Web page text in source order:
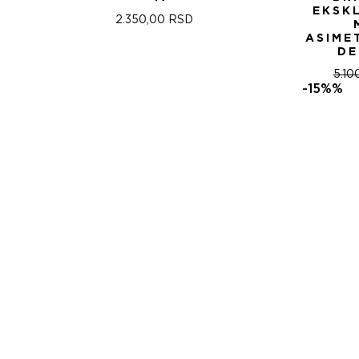
2.350,00 RSD
-15%%